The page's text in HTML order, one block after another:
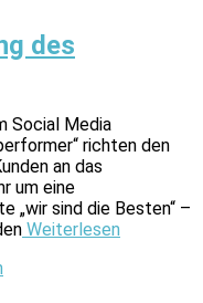
des
Social Media
richten den
an das
um eine
„wir sind die Besten“ –
Weiterlesen